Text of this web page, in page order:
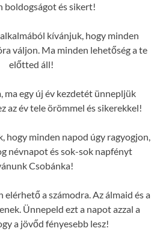
boldogságot és sikert!
kívánjuk, hogy minden
váljon. Ma minden lehetőség a te
előtted áll!
ma egy új év kezdetét ünnepljük
az év tele örömmel és sikerekkel!
hogy minden napod úgy ragyogjon,
névnapot és sok-sok napfényt
Csobánka!
elérhető a számodra. Az álmaid és a
Ünnepeld ezt a napot azzal a
a jövőd fényesebb lesz!